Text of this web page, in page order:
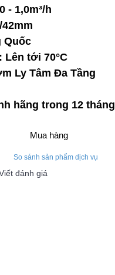
- 1,0m³/h
Quốc
tới 70°C
Ly Tâm Đa Tầng
hãng trong 12 tháng
Mua hàng
So sánh sản phẩm dịch vụ
đánh giá